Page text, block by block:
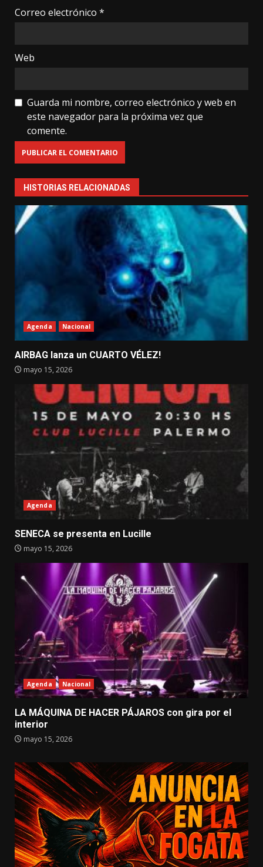
Correo electrónico *
Web
Guarda mi nombre, correo electrónico y web en
este navegador para la próxima vez que
comente.
HISTORIAS RELACIONADAS
Agenda Nacional
AIRBAG lanza un CUARTO VÉLEZ!
mayo 15, 2026
Agenda
SENECA se presenta en Lucille
mayo 15, 2026
Agenda Nacional
LA MÁQUINA DE HACER PÁJAROS con gira por el
interior
mayo 15, 2026